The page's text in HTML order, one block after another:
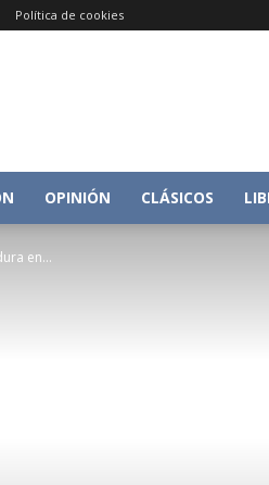
Política de cookies
OPINIÓN CLÁSICOS
en...